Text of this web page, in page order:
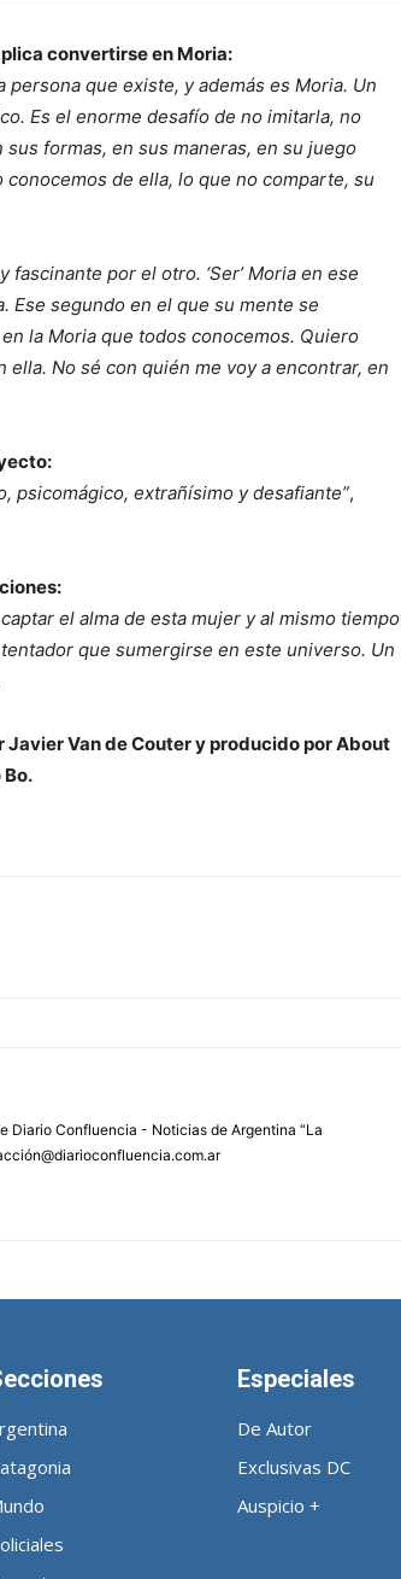
convertirse en Moria:
persona que existe, y además es Moria. Un
Es el enorme desafío de no imitarla, no
formas, en sus maneras, en su juego
de ella, lo que no comparte, su
fascinante por el otro. ‘Ser’ Moria en ese
Ese segundo en el que su mente se
la Moria que todos conocemos. Quiero
ella. No sé con quién me voy a encontrar, en
psicomágico, extrañísimo y desafiante”,
el alma de esta mujer y al mismo tiempo
que sumergirse en este universo. Un
Van de Couter y producido por About
Diario Confluencia - Noticias de Argentina “La
Especiales
De Autor
Exclusivas DC
Auspicio +